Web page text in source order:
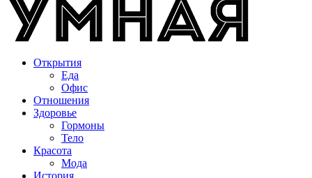
Открытия
Еда
Офис
Отношения
Здоровье
Гормоны
Тело
Красота
Мода
История